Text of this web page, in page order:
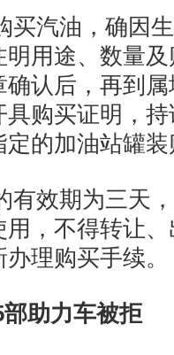
买汽油，确因
用途、数量
认后，再到
购买证明，
的加油站罐
有效期为三天
，不得转让
理购买手续。
助力车被拒